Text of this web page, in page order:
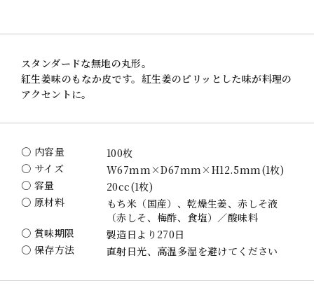
スタンダードな無地の丸形。
紅生姜味のもなか皮です。紅生姜のピリッとした味が料理の
アクセントに。
〇 内容量
100枚
〇 サイズ
W67mm×D67mm×H12.5mm(1枚)
〇 容量
20cc(1枚)
〇 原材料
もち米（国産）、乾燥生姜、赤しそ液
（赤しそ、梅酢、食塩）／酸味料
〇 賞味期限
製造日より270日
〇 保存方法
直射日光、高温多湿を避けてください